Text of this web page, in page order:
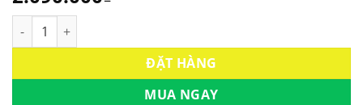
CỬA GỖ CÔNG NGHIỆP HDF KD.2G1-C9 số lượng
ĐẶT HÀNG
MUA NGAY